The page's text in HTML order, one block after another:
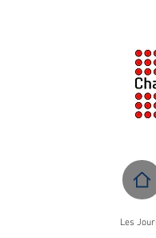
Les